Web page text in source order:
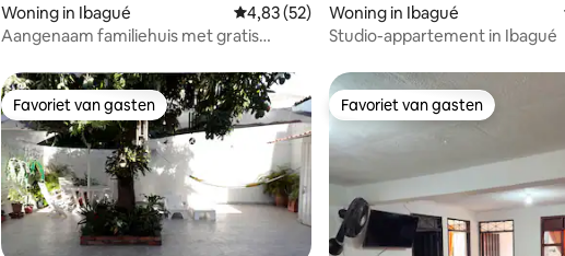
Woning in Ibagué Gemiddelde beoordeling van 4,83 op 5, 52
4,83 (52)
Aangenaam familiehuis met gratis
Woning in Ibagué
Studio-appartement in Ibagué
Favoriet van gasten
Favoriet van gasten Favoriet van gasten
Favoriet van gasten